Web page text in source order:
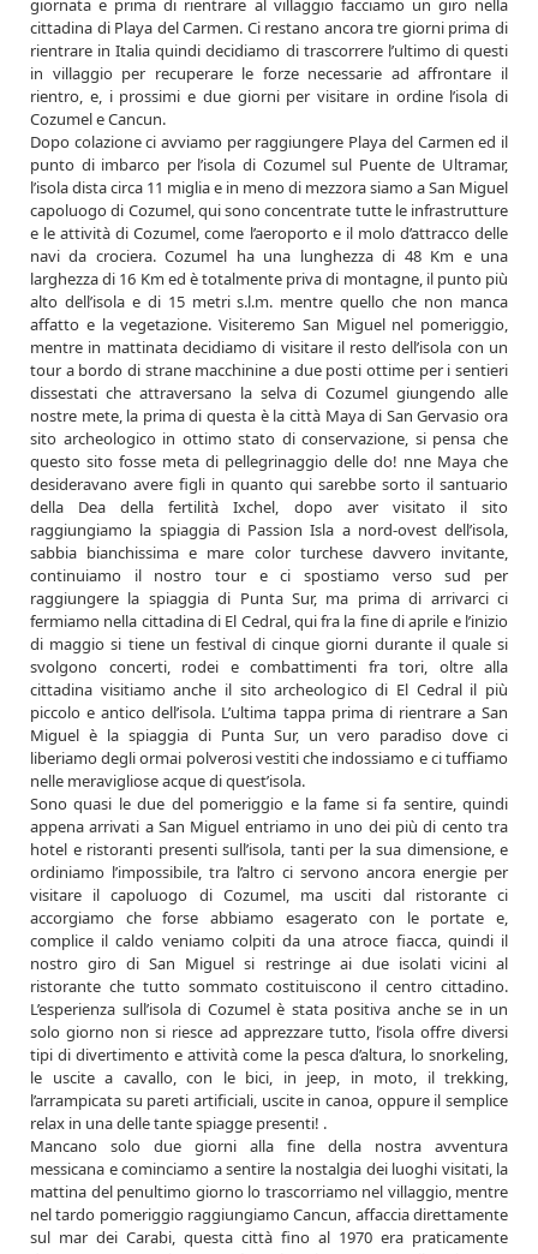
giornata e prima di rientrare al villaggio facciamo un giro nella
cittadina di Playa del Carmen. Ci restano ancora tre giorni prima di
rientrare in Italia quindi decidiamo di trascorrere l’ultimo di questi
in villaggio per recuperare le forze necessarie ad affrontare il
rientro, e, i prossimi e due giorni per visitare in ordine l’isola di
Cozumel e Cancun.
Dopo colazione ci avviamo per raggiungere Playa del Carmen ed il
punto di imbarco per l’isola di Cozumel sul Puente de Ultramar,
l’isola dista circa 11 miglia e in meno di mezzora siamo a San Miguel
capoluogo di Cozumel, qui sono concentrate tutte le infrastrutture
e le attività di Cozumel, come l’aeroporto e il molo d’attracco delle
navi da crociera. Cozumel ha una lunghezza di 48 Km e una
larghezza di 16 Km ed è totalmente priva di montagne, il punto più
alto dell’isola e di 15 metri s.l.m. mentre quello che non manca
affatto e la vegetazione. Visiteremo San Miguel nel pomeriggio,
mentre in mattinata decidiamo di visitare il resto dell’isola con un
tour a bordo di strane macchinine a due posti ottime per i sentieri
dissestati che attraversano la selva di Cozumel giungendo alle
nostre mete, la prima di questa è la città Maya di San Gervasio ora
sito archeologico in ottimo stato di conservazione, si pensa che
questo sito fosse meta di pellegrinaggio delle do! nne Maya che
desideravano avere figli in quanto qui sarebbe sorto il santuario
della Dea della fertilità Ixchel, dopo aver visitato il sito
raggiungiamo la spiaggia di Passion Isla a nord-ovest dell’isola,
sabbia bianchissima e mare color turchese davvero invitante,
continuiamo il nostro tour e ci spostiamo verso sud per
raggiungere la spiaggia di Punta Sur, ma prima di arrivarci ci
fermiamo nella cittadina di El Cedral, qui fra la fine di aprile e l’inizio
di maggio si tiene un festival di cinque giorni durante il quale si
svolgono concerti, rodei e combattimenti fra tori, oltre alla
cittadina visitiamo anche il sito archeologico di El Cedral il più
piccolo e antico dell’isola. L’ultima tappa prima di rientrare a San
Miguel è la spiaggia di Punta Sur, un vero paradiso dove ci
liberiamo degli ormai polverosi vestiti che indossiamo e ci tuffiamo
nelle meravigliose acque di quest’isola.
Sono quasi le due del pomeriggio e la fame si fa sentire, quindi
appena arrivati a San Miguel entriamo in uno dei più di cento tra
hotel e ristoranti presenti sull’isola, tanti per la sua dimensione, e
ordiniamo l’impossibile, tra l’altro ci servono ancora energie per
visitare il capoluogo di Cozumel, ma usciti dal ristorante ci
accorgiamo che forse abbiamo esagerato con le portate e,
complice il caldo veniamo colpiti da una atroce fiacca, quindi il
nostro giro di San Miguel si restringe ai due isolati vicini al
ristorante che tutto sommato costituiscono il centro cittadino.
L’esperienza sull’isola di Cozumel è stata positiva anche se in un
solo giorno non si riesce ad apprezzare tutto, l’isola offre diversi
tipi di divertimento e attività come la pesca d’altura, lo snorkeling,
le uscite a cavallo, con le bici, in jeep, in moto, il trekking,
l’arrampicata su pareti artificiali, uscite in canoa, oppure il semplice
relax in una delle tante spiagge presenti! .
Mancano solo due giorni alla fine della nostra avventura
messicana e cominciamo a sentire la nostalgia dei luoghi visitati, la
mattina del penultimo giorno lo trascorriamo nel villaggio, mentre
nel tardo pomeriggio raggiungiamo Cancun, affaccia direttamente
sul mar dei Carabi, questa città fino al 1970 era praticamente